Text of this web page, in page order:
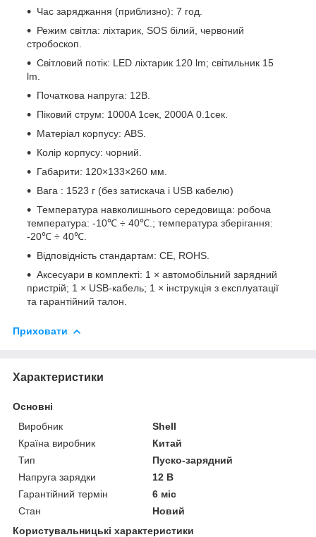
Час заряджання (приблизно): 7 год.
Режим світла: ліхтарик, SOS білий, червоний
стробоскоп.
Світловий потік: LED ліхтарик 120 lm; світильник 15
lm.
Початкова напруга: 12В.
Піковий струм: 1000A 1сек, 2000А 0.1сек.
Матеріал корпусу: ABS.
Колір корпусу: чорний.
Габарити: 120×133×260 мм.
Вага : 1523 г (без затискача і USB кабелю)
Температура навколишнього середовища: робоча
температура: -10℃ ÷ 40℃.; температура зберігання:
-20℃ ÷ 40℃.
Відповідність стандартам: CE, ROHS.
Аксесуари в комплекті: 1 × автомобільний зарядний
пристрій; 1 × USB-кабель; 1 × інструкція з експлуатації
та гарантійний талон.
Приховати
Характеристики
Основні
Виробник
Shell
Країна виробник
Китай
Тип
Пуско-зарядний
Напруга зарядки
12 В
Гарантійний термін
6 міс
Стан
Новий
Користувальницькі характеристики